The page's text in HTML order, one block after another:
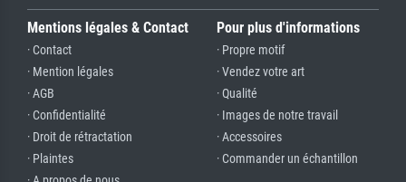
Mentions légales & Contact
· Contact
· Mention légales
· AGB
· Confidentialité
· Droit de rétractation
· Plaintes
Pour plus d'informations
· Propre motif
· Vendez votre art
· Qualité
· Images de notre travail
· Accessoires
· Commander un échantillon